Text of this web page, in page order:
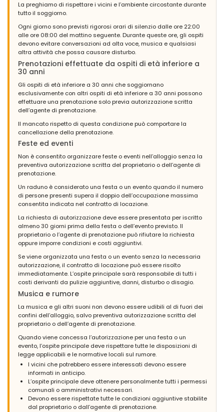
La preghiamo di rispettare i vicini e l’ambiente circostante durante
tutto il soggiorno.
Ogni giorno sono previsti rigorosi orari di silenzio dalle ore 22:00
alle ore 08:00 del mattino seguente. Durante queste ore, gli ospiti
devono evitare conversazioni ad alta voce, musica e qualsiasi
altra attività che possa causare disturbo.
Prenotazioni effettuate da ospiti di età inferiore a
30 anni
Gli ospiti di età inferiore a 30 anni che soggiornano
esclusivamente con altri ospiti di età inferiore a 30 anni possono
effettuare una prenotazione solo previa autorizzazione scritta
dell’agente di prenotazione.
Il mancato rispetto di questa condizione può comportare la
cancellazione della prenotazione.
Feste ed eventi
Non è consentito organizzare feste o eventi nell’alloggio senza la
preventiva autorizzazione scritta del proprietario o dell’agente di
prenotazione.
Un raduno è considerato una festa o un evento quando il numero
di persone presenti supera il doppio dell’occupazione massima
consentita indicata nel contratto di locazione.
La richiesta di autorizzazione deve essere presentata per iscritto
almeno 30 giorni prima della festa o dell’evento previsto. Il
proprietario o l’agente di prenotazione può rifiutare la richiesta
oppure imporre condizioni e costi aggiuntivi.
Se viene organizzata una festa o un evento senza la necessaria
autorizzazione, il contratto di locazione può essere risolto
immediatamente. L’ospite principale sarà responsabile di tutti i
costi derivanti da pulizie aggiuntive, danni, disturbo o disagio.
Musica e rumore
La musica e gli altri suoni non devono essere udibili al di fuori dei
confini dell’alloggio, salvo preventiva autorizzazione scritta del
proprietario o dell’agente di prenotazione.
Quando viene concessa l’autorizzazione per una festa o un
evento, l’ospite principale deve rispettare tutte le disposizioni di
legge applicabili e le normative locali sul rumore.
I vicini che potrebbero essere interessati devono essere
informati in anticipo.
L’ospite principale deve ottenere personalmente tutti i permessi
comunali o amministrativi necessari.
Devono essere rispettate tutte le condizioni aggiuntive stabilite
dal proprietario o dall’agente di prenotazione.